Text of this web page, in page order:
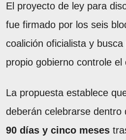
El proyecto de ley para
fue firmado por los seis
coalición oficialista y busca
propio gobierno controle el
La propuesta establece
deberán celebrarse dentro
90 días y cinco meses